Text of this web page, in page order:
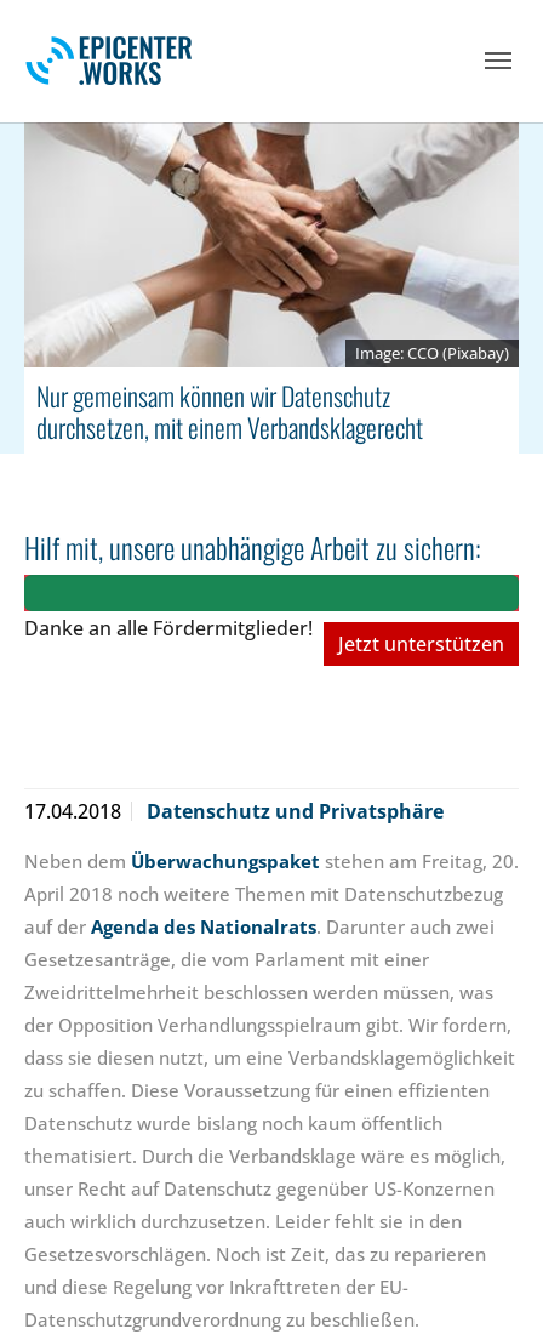
CCO (Pixabay)
Nur gemeinsam können wir Datenschutz
durchsetzen, mit einem Verbandsklagerecht
Hilf mit, unsere unabhängige Arbeit zu sichern:
Danke an alle Fördermitglieder!
Jetzt unterstützen
17.04.2018 Datenschutz und Privatsphäre
Neben dem Überwachungspaket stehen am Freitag, 20.
April 2018 noch weitere Themen mit Datenschutzbezug
auf der Agenda des Nationalrats. Darunter auch zwei
Gesetzesanträge, die vom Parlament mit einer
Zweidrittelmehrheit beschlossen werden müssen, was
der Opposition Verhandlungsspielraum gibt. Wir fordern,
dass sie diesen nutzt, um eine Verbandsklagemöglichkeit
zu schaffen. Diese Voraussetzung für einen effizienten
Datenschutz wurde bislang noch kaum öffentlich
thematisiert. Durch die Verbandsklage wäre es möglich,
unser Recht auf Datenschutz gegenüber US-Konzernen
auch wirklich durchzusetzen. Leider fehlt sie in den
Gesetzesvorschlägen. Noch ist Zeit, das zu reparieren
und diese Regelung vor Inkrafttreten der EU-
Datenschutzgrundverordnung zu beschließen.